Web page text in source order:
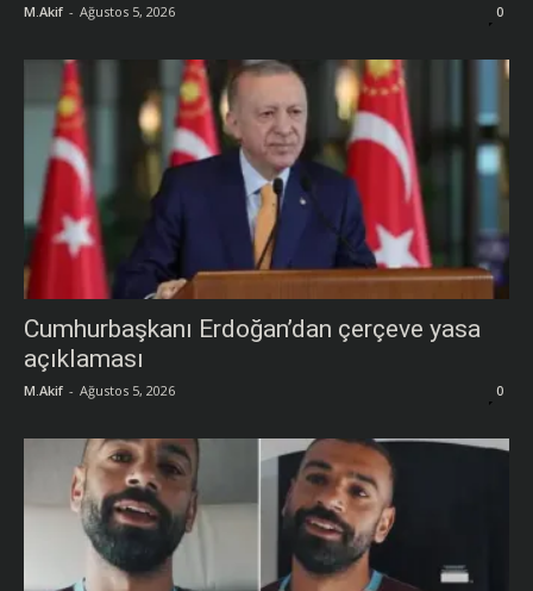
M.Akif - Ağustos 5, 2026 0
Cumhurbaşkanı Erdoğan’dan çerçeve yasa
açıklaması
M.Akif - Ağustos 5, 2026 0